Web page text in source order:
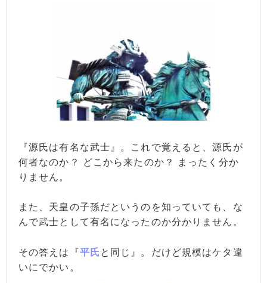
『源氏は有名な武士』。これで覚えると、源氏が
何者なのか？ どこから来たのか？ まったく分か
りません。
また、天皇の子孫だというのを知っていても、な
んで武士として有名になったのか分かりません。
その答えは『平氏 と同じ』。だけど規模はケタ違
いにでかい。